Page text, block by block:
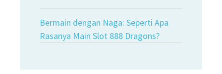
Bermain dengan Naga: Seperti Apa
Rasanya Main Slot 888 Dragons?